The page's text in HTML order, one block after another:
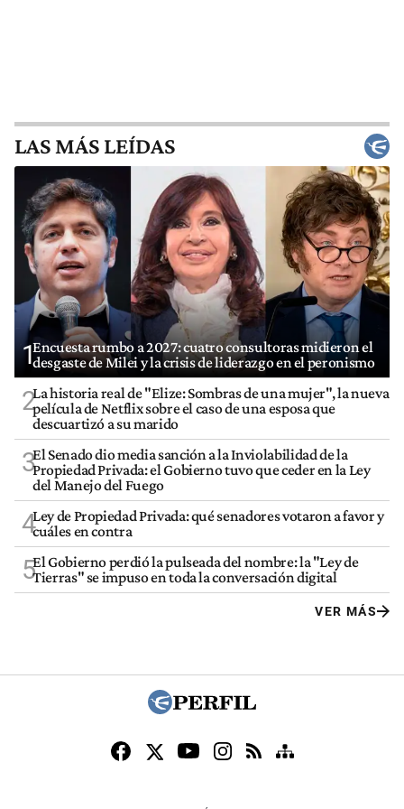
LAS MÁS LEÍDAS
1Encuesta rumbo a 2027: cuatro consultoras midieron el
desgaste de Milei y la crisis de liderazgo en el peronismo
2La historia real de "Elize: Sombras de una mujer", la nueva
película de Netflix sobre el caso de una esposa que
descuartizó a su marido
3El Senado dio media sanción a la Inviolabilidad de la
Propiedad Privada: el Gobierno tuvo que ceder en la Ley
del Manejo del Fuego
4Ley de Propiedad Privada: qué senadores votaron a favor y
cuáles en contra
5El Gobierno perdió la pulseada del nombre: la "Ley de
Tierras" se impuso en toda la conversación digital
VER MÁS